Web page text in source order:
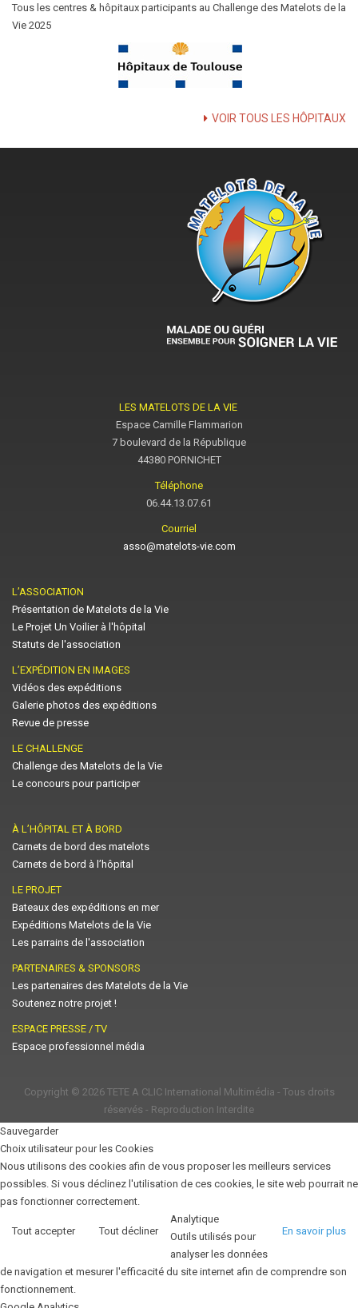
Tous les centres & hôpitaux participants au Challenge des Matelots de la
Vie 2025
VOIR TOUS LES HÔPITAUX
LES MATELOTS DE LA VIE
Espace Camille Flammarion
7 boulevard de la République
44380 PORNICHET
Téléphone
06.44.13.07.61
Courriel
asso@matelots-vie.com
L’ASSOCIATION
Présentation de Matelots de la Vie
Le Projet Un Voilier à l'hôpital
Statuts de l'association
L’EXPÉDITION EN IMAGES
Vidéos des expéditions
Galerie photos des expéditions
Revue de presse
LE CHALLENGE
Challenge des Matelots de la Vie
Le concours pour participer
À L’HÔPITAL ET À BORD
Carnets de bord des matelots
Carnets de bord à l’hôpital
LE PROJET
Bateaux des expéditions en mer
Expéditions Matelots de la Vie
Les parrains de l'association
PARTENAIRES & SPONSORS
Les partenaires des Matelots de la Vie
Soutenez notre projet !
ESPACE PRESSE / TV
Espace professionnel média
Copyright © 2026 TETE A CLIC International Multimédia - Tous droits
réservés - Reproduction Interdite
Sauvegarder
Choix utilisateur pour les Cookies
Nous utilisons des cookies afin de vous proposer les meilleurs services
possibles. Si vous déclinez l'utilisation de ces cookies, le site web pourrait ne
pas fonctionner correctement.
Tout accepter Tout décliner En savoir plus
Analytique
Outils utilisés pour
analyser les données
de navigation et mesurer l'efficacité du site internet afin de comprendre son
fonctionnement.